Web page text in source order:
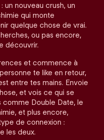
un nouveau crush, un
qui monte
quelque chose de vrai.
ou pas encore,
découvrir.
et commence à
te like en retour,
entre tes mains. Envoie
et vois ce qui se
Double Date, le
et plus encore,
de connexion :
les deux.